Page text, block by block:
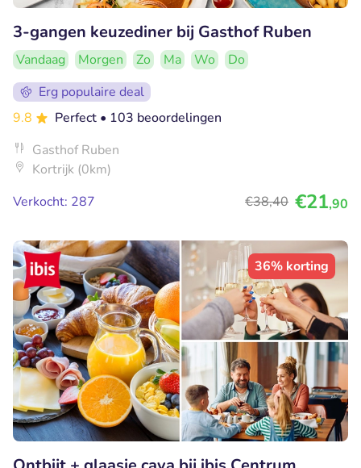
3-gangen keuzediner bij Gasthof Ruben
Vandaag Morgen Zo Ma Wo
Do
Erg populaire deal
9.8
Perfect • 103 beoordelingen
Gasthof Ruben
Kortrijk (0km)
Verkocht: 287
€38,40 €21,90
36% korting